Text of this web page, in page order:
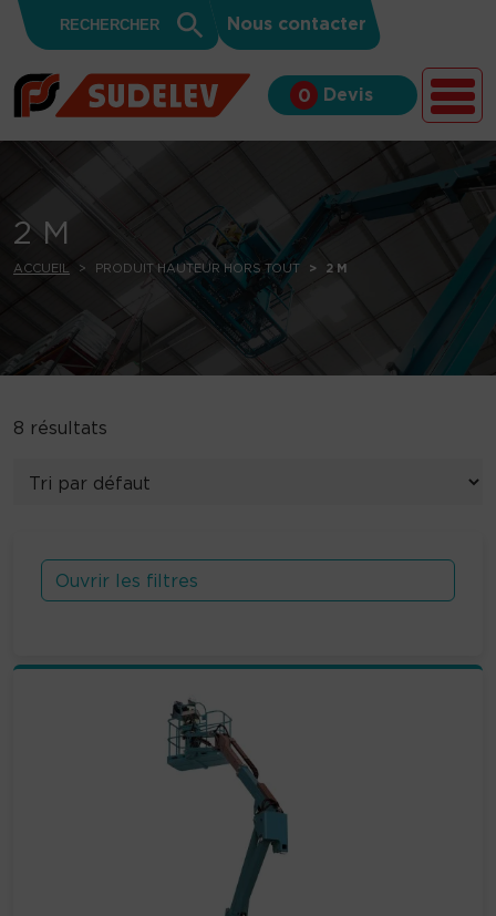
Skip to content
for:
Search
Button
Nous contacter
0 Devis
2 M
ACCUEIL PRODUIT HAUTEUR HORS TOUT 2 M
8 résultats
Ouvrir les filtres